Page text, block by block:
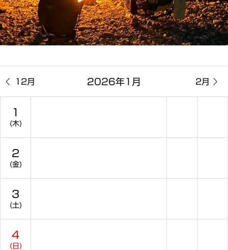
 12月 2026年1月 2月 
1
(木)
2
(金)
3
(土)
4
(日)